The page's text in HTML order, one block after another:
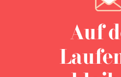
Auf